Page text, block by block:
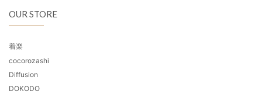
OUR STORE
着楽
cocorozashi
Diffusion
DOKODO